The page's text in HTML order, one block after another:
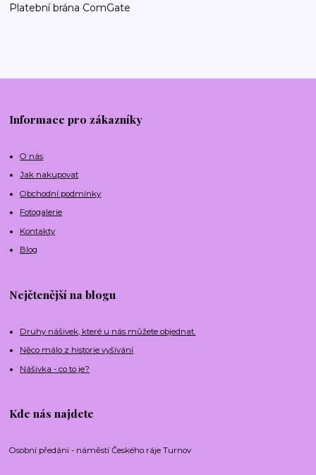
Platební brána ComGate
Informace pro zákazníky
O nás
Jak nakupovat
Obchodní podmínky
Fotogalerie
Kontakty
Blog
Nejčtenější na blogu
Druhy nášivek, které u nás můžete objednat.
Něco málo z historie vyšívání
Nášivka - co to je?
Kde nás najdete
Osobní předání - náměstí Českého ráje Turnov